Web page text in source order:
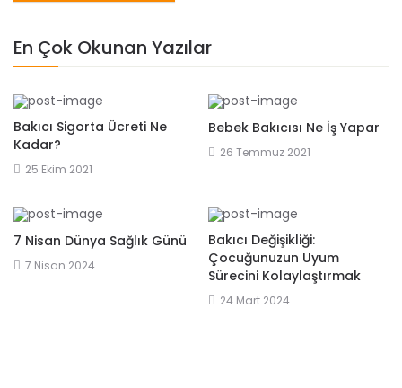
En Çok Okunan Yazılar
Bakıcı Sigorta Ücreti Ne
Kadar?
25 Ekim 2021
Bebek Bakıcısı Ne İş Yapar
26 Temmuz 2021
7 Nisan Dünya Sağlık Günü
7 Nisan 2024
Bakıcı Değişikliği:
Çocuğunuzun Uyum
Sürecini Kolaylaştırmak
24 Mart 2024